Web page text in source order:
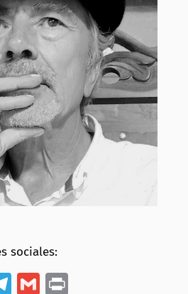
sociales:
Telegram
GmailPrint